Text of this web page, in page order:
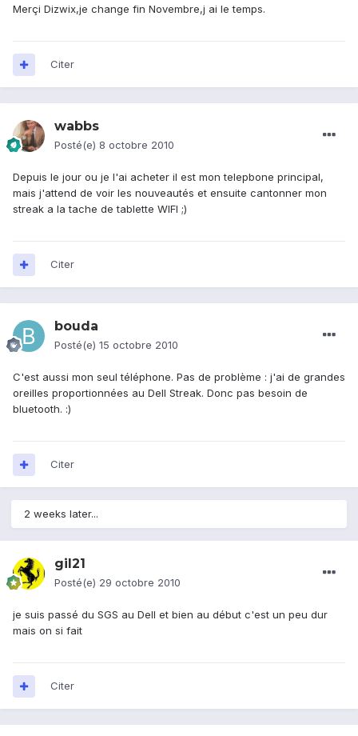
Merçi Dizwix,je change fin Novembre,j ai le temps.
Citer
wabbs
Posté(e) 8 octobre 2010
Depuis le jour ou je l'ai acheter il est mon telepbone principal,
mais j'attend de voir les nouveautés et ensuite cantonner mon
streak a la tache de tablette WIFI ;)
Citer
bouda
Posté(e) 15 octobre 2010
C'est aussi mon seul téléphone. Pas de problème : j'ai de grandes
oreilles proportionnées au Dell Streak. Donc pas besoin de
bluetooth. :)
Citer
2 weeks later...
gil21
Posté(e) 29 octobre 2010
je suis passé du SGS au Dell et bien au début c'est un peu dur
mais on si fait
Citer